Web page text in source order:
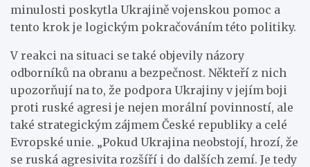
minulosti poskytla Ukrajině vojenskou pomoc a
tento krok je logickým pokračováním této politiky.
V reakci na situaci se také objevily názory
odborníků na obranu a bezpečnost. Někteří z nich
upozorňují na to, že podpora Ukrajiny v jejím boji
proti ruské agresi je nejen morální povinností, ale
také strategickým zájmem České republiky a celé
Evropské unie. „Pokud Ukrajina neobstojí, hrozí, že
se ruská agresivita rozšíří i do dalších zemí. Je tedy